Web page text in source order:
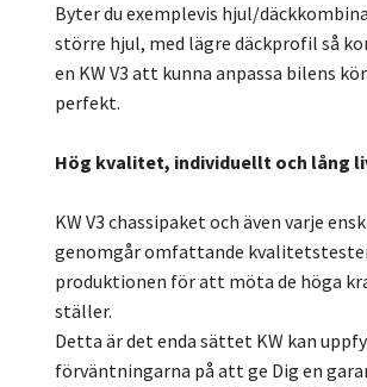
Byter du exemplevis hjul/
större hjul, med lägre däckprofil så
en KW V3 att kunna anpassa bilens
perfekt.
Hög kvalitet, individuellt och lång
KW V3 chassipaket och även varje
genomgår omfattande
produktionen för att möta de höga
ställer.
Detta är det enda sättet KW kan
förväntningarna på att ge Dig en